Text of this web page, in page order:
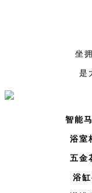
坐
是
智能
浴室
五金
浴缸